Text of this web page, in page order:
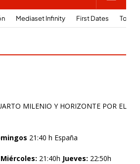
MILENIO Y HORIZONTE POR EL
21:40 h España
21:40h Jueves: 22:50h